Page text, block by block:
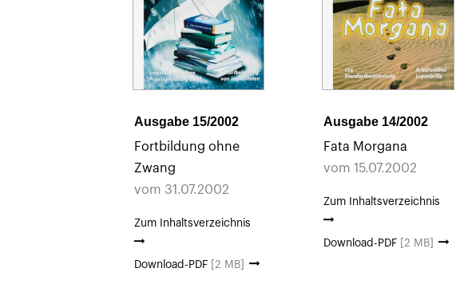
Ausgabe 15/2002
Fortbildung ohne
Zwang
vom 31.07.2002
Zum Inhaltsverzeichnis
Download-PDF [2 MB]
Ausgabe 14/2002
Fata Morgana
vom 15.07.2002
Zum Inhaltsverzeichnis
Download-PDF [2 MB]